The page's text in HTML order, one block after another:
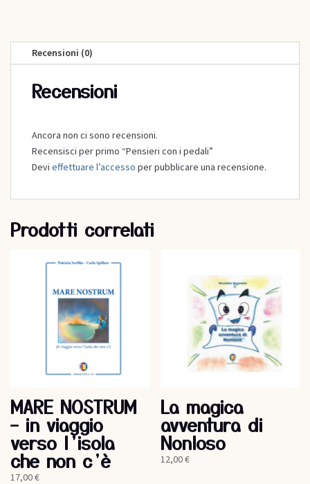
Recensioni (0)
Recensioni
Ancora non ci sono recensioni.
Recensisci per primo “Pensieri con i pedali”
Devi effettuare l’accesso per pubblicare una recensione.
Prodotti correlati
MARE NOSTRUM
– in viaggio
verso l’isola
che non c’è
17,00€
La magica
avventura di
Nonloso
12,00€